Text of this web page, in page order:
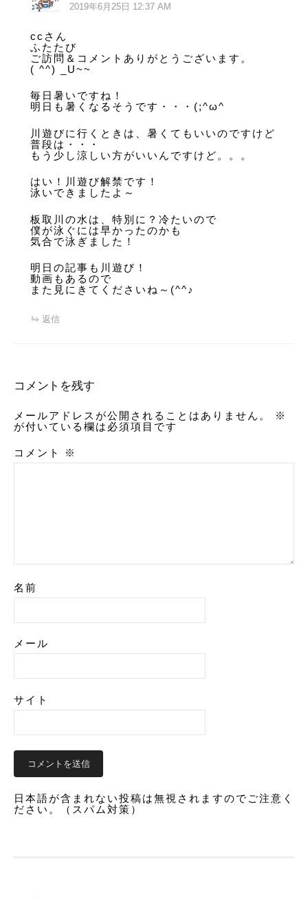
2019年6月25日 12:37 AM
ccさん
ふたたび
ご訪問＆コメントありがとうございます。
( ^^) _U~~
毎日暑いですね！
明日も暑くなるそうです・・・(;^ω^
川遊びに行くときは、暑くてもいいのですけど
普段は・・・
もう少し涼しい方がいいんですけど。。。
はい！川遊び解禁です！
泳いできましたよ～
板取川の水は、特別に？冷たいので
僕が泳ぐには早かったのかも
気合で泳ぎました！
明日の記事も川遊び！
動画もあるので
また見にきてくださいね～(^^♪
返信
コメントを残す
メールアドレスが公開されることはありません。
※
が付いている欄は必須項目です
コメント ※
名前
メール
サイト
日本語が含まれない投稿は無視されますのでご注意く
ださい。（スパム対策）